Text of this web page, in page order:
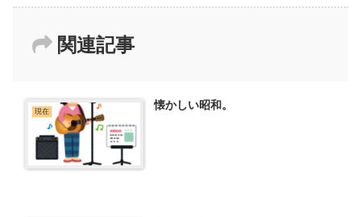
関連記事
現在 懐かしい昭和。